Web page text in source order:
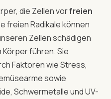
die Zellen vorfreien
freien Radikale können
Zellen schädigen
führen. Sie
Faktoren wie Stress,
sowie
Schwermetalle und UV-